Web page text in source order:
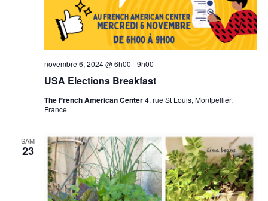
USA Elections Breakfast
novembre 6, 2024 @ 6h00 -9h00
The French American Center4, rue St Louis, Montpellier,
France
SAM
23